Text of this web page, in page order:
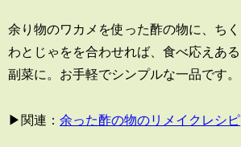
余り物のワカメを使った酢の物に、ちく
わとじゃをを合わせれば、食べ応えある
副菜に。お手軽でシンプルな一品です。
▶関連：余った酢の物のリメイクレシピ